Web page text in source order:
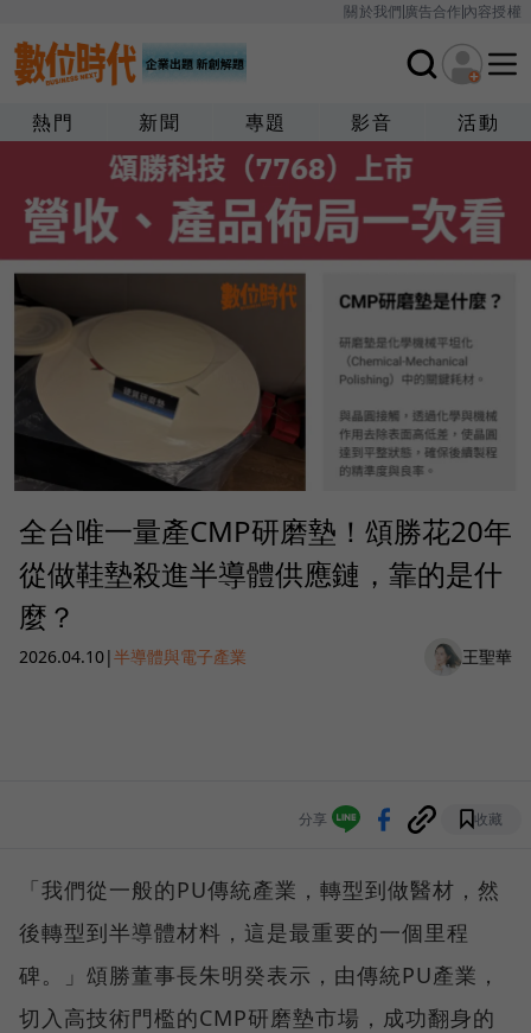
關於我們廣告合作內容授權
熱門 新聞 專題 影音 活動
全台唯一量產CMP研磨墊！頌勝花20年
從做鞋墊殺進半導體供應鏈，靠的是什
麼？
2026.04.10|半導體與電子產業 王聖華
分享 收藏
「我們從一般的PU傳統產業，轉型到做醫材，然
後轉型到半導體材料，這是最重要的一個里程
碑。」頌勝董事長朱明癸表示，由傳統PU產業，
切入高技術門檻的CMP研磨墊市場，成功翻身的